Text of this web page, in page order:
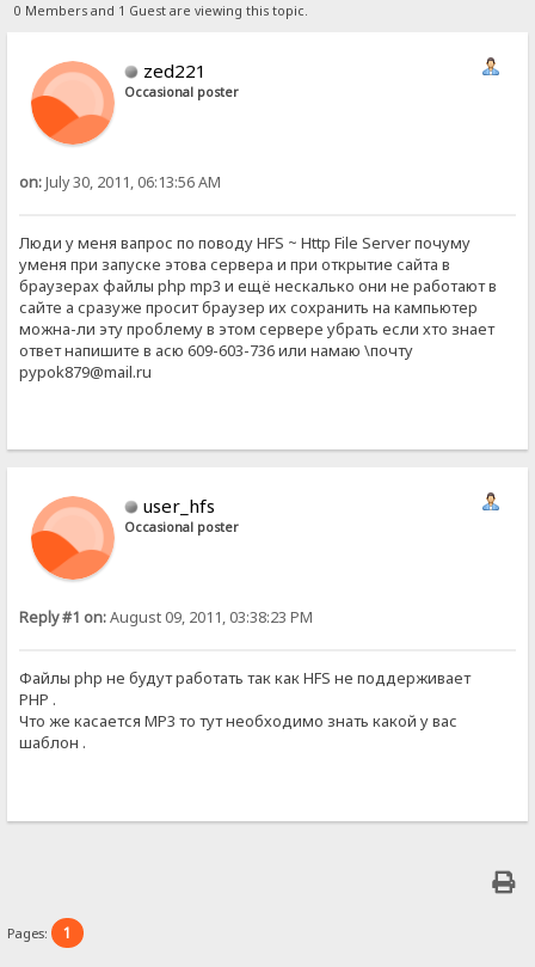
0 Members and 1 Guest are viewing this topic.
zed221
Occasional poster
on:July 30, 2011, 06:13:56 AM
Люди у меня вапрос по поводу HFS ~ Http File Server почуму
уменя при запуске этова сервера и при открытие сайта в
браузерах файлы php mp3 и ещё нескалько они не работают в
сайте а сразуже просит браузер их сохранить на кампьютер
можна-ли эту проблему в этом сервере убрать если хто знает
ответ напишите в асю 609-603-736 или намаю \почту
pypok879@mail.ru
user_hfs
Occasional poster
Reply #1 on:August 09, 2011, 03:38:23 PM
Файлы php не будут работать так как HFS не поддерживает
PHP .
Что же касается MP3 то тут необходимо знать какой у вас
шаблон .
Pages: 1